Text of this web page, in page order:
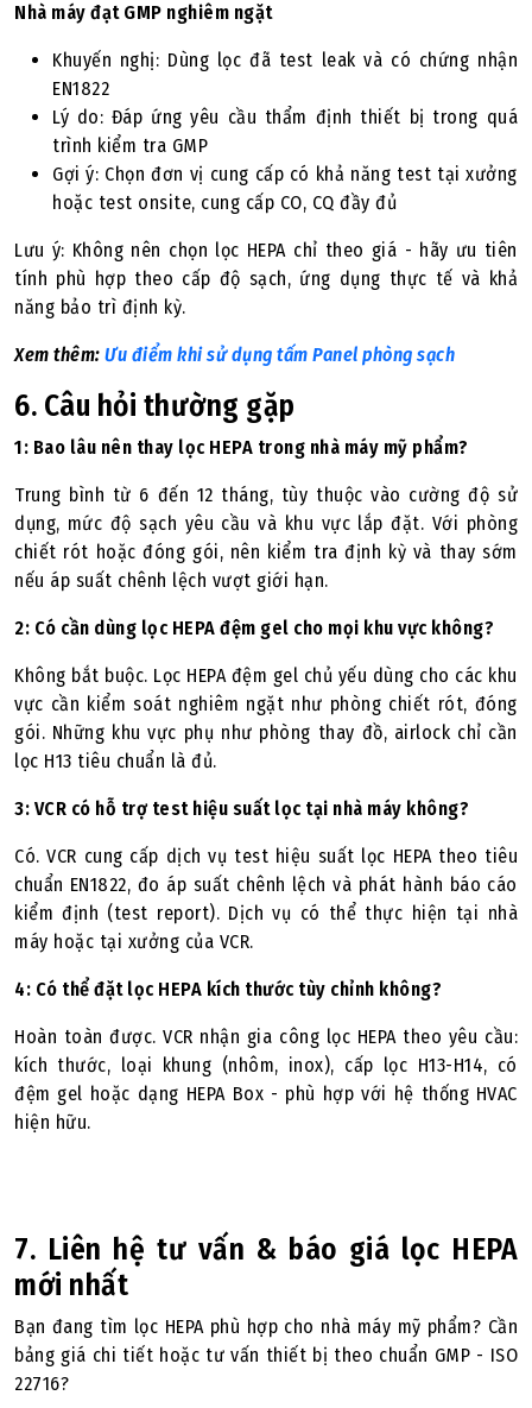
Nhà máy đạt GMP nghiêm ngặt
Khuyến nghị: Dùng lọc đã test leak và có chứng nhận
EN1822
Lý do: Đáp ứng yêu cầu thẩm định thiết bị trong quá
trình kiểm tra GMP
Gợi ý: Chọn đơn vị cung cấp có khả năng test tại xưởng
hoặc test onsite, cung cấp CO, CQ đầy đủ
Lưu ý: Không nên chọn lọc HEPA chỉ theo giá - hãy ưu tiên
tính phù hợp theo cấp độ sạch, ứng dụng thực tế và khả
năng bảo trì định kỳ.
Xem thêm: Ưu điểm khi sử dụng tấm Panel phòng sạch
6. Câu hỏi thường gặp
1: Bao lâu nên thay lọc HEPA trong nhà máy mỹ phẩm?
Trung bình từ 6 đến 12 tháng, tùy thuộc vào cường độ sử
dụng, mức độ sạch yêu cầu và khu vực lắp đặt. Với phòng
chiết rót hoặc đóng gói, nên kiểm tra định kỳ và thay sớm
nếu áp suất chênh lệch vượt giới hạn.
2: Có cần dùng lọc HEPA đệm gel cho mọi khu vực không?
Không bắt buộc. Lọc HEPA đệm gel chủ yếu dùng cho các khu
vực cần kiểm soát nghiêm ngặt như phòng chiết rót, đóng
gói. Những khu vực phụ như phòng thay đồ, airlock chỉ cần
lọc H13 tiêu chuẩn là đủ.
3: VCR có hỗ trợ test hiệu suất lọc tại nhà máy không?
Có. VCR cung cấp dịch vụ test hiệu suất lọc HEPA theo tiêu
chuẩn EN1822, đo áp suất chênh lệch và phát hành báo cáo
kiểm định (test report). Dịch vụ có thể thực hiện tại nhà
máy hoặc tại xưởng của VCR.
4: Có thể đặt lọc HEPA kích thước tùy chỉnh không?
Hoàn toàn được. VCR nhận gia công lọc HEPA theo yêu cầu:
kích thước, loại khung (nhôm, inox), cấp lọc H13-H14, có
đệm gel hoặc dạng HEPA Box - phù hợp với hệ thống HVAC
hiện hữu.
7. Liên hệ tư vấn & báo giá lọc HEPA
mới nhất
Bạn đang tìm lọc HEPA phù hợp cho nhà máy mỹ phẩm? Cần
bảng giá chi tiết hoặc tư vấn thiết bị theo chuẩn GMP - ISO
22716?